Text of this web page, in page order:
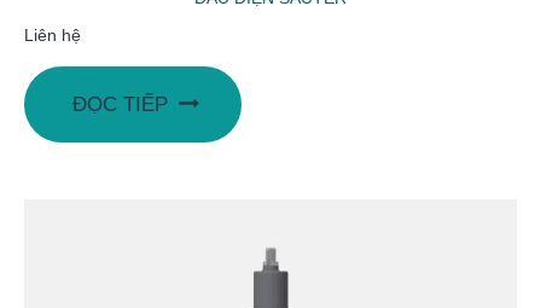
Liên hệ
ĐỌC TIẾP